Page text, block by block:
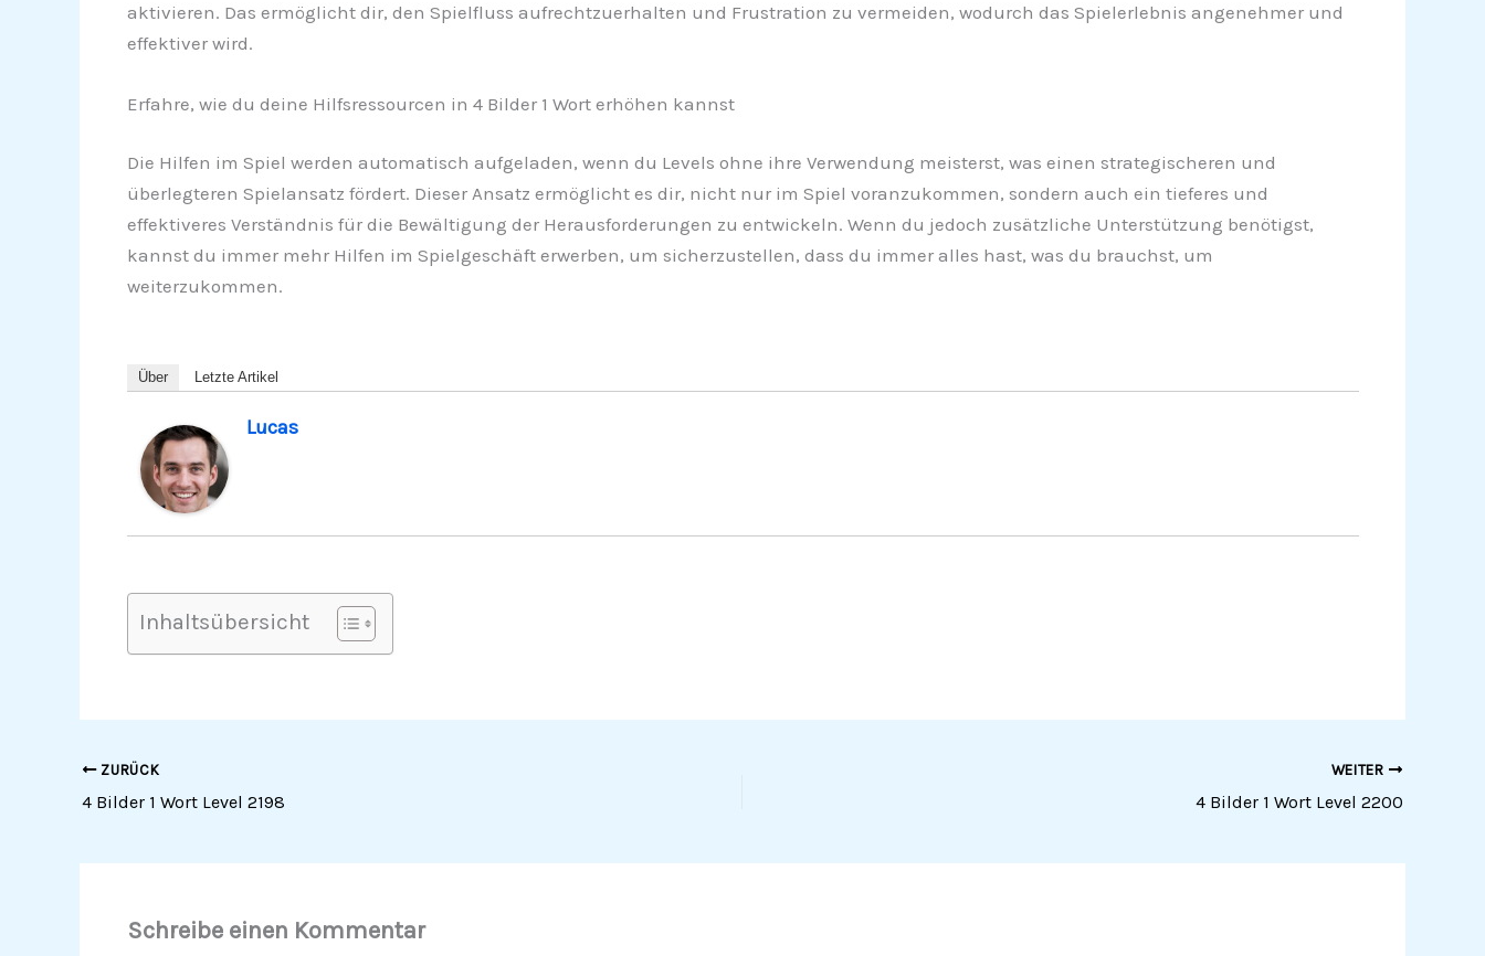
aktivieren. Das ermöglicht dir, den Spielfluss aufrechtzuerhalten und Frustration zu vermeiden, wodurch das Spielerlebnis angenehmer und
effektiver wird.
Erfahre, wie du deine Hilfsressourcen in 4 Bilder 1 Wort erhöhen kannst
Die Hilfen im Spiel werden automatisch aufgeladen, wenn du Levels ohne ihre Verwendung meisterst, was einen strategischeren und
überlegteren Spielansatz fördert. Dieser Ansatz ermöglicht es dir, nicht nur im Spiel voranzukommen, sondern auch ein tieferes und
effektiveres Verständnis für die Bewältigung der Herausforderungen zu entwickeln. Wenn du jedoch zusätzliche Unterstützung benötigst,
kannst du immer mehr Hilfen im Spielgeschäft erwerben, um sicherzustellen, dass du immer alles hast, was du brauchst, um
weiterzukommen.
Über Letzte Artikel
Lucas
Inhaltsübersicht
ZURÜCK
4 Bilder 1 Wort Level 2198
WEITER
4 Bilder 1 Wort Level 2200
Schreibe einen Kommentar